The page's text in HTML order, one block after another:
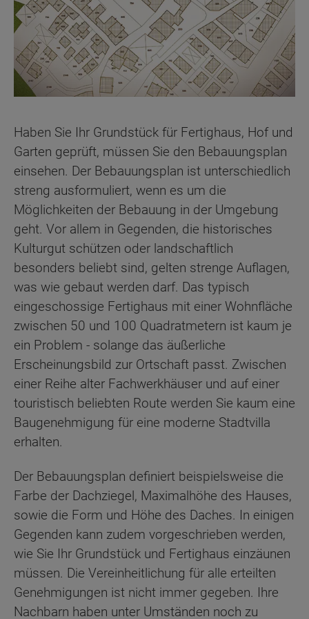
Haben Sie Ihr Grundstück für Fertighaus, Hof und
Garten geprüft, müssen Sie den Bebauungsplan
einsehen. Der Bebauungsplan ist unterschiedlich
streng ausformuliert, wenn es um die
Möglichkeiten der Bebauung in der Umgebung
geht. Vor allem in Gegenden, die historisches
Kulturgut schützen oder landschaftlich
besonders beliebt sind, gelten strenge Auflagen,
was wie gebaut werden darf. Das typisch
eingeschossige Fertighaus mit einer Wohnfläche
zwischen 50 und 100 Quadratmetern ist kaum je
ein Problem - solange das äußerliche
Erscheinungsbild zur Ortschaft passt. Zwischen
einer Reihe alter Fachwerkhäuser und auf einer
touristisch beliebten Route werden Sie kaum eine
Baugenehmigung für eine moderne Stadtvilla
erhalten.
Der Bebauungsplan definiert beispielsweise die
Farbe der Dachziegel, Maximalhöhe des Hauses,
sowie die Form und Höhe des Daches. In einigen
Gegenden kann zudem vorgeschrieben werden,
wie Sie Ihr Grundstück und Fertighaus einzäunen
müssen. Die Vereinheitlichung für alle erteilten
Genehmigungen ist nicht immer gegeben. Ihre
Nachbarn haben unter Umständen noch zu